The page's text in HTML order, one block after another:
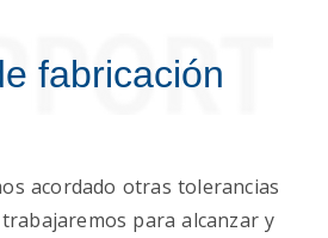
fabricación
acordado otras tolerancias
para alcanzar y